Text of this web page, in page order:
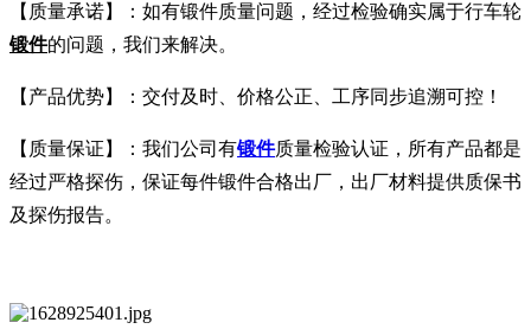
【质量承诺】：如有锻件质量问题，经过检验确实属于行车轮
锻件的问题，我们来解决。
【产品优势】：交付及时、价格公正、工序同步追溯可控！
【质量保证】：我们公司有锻件质量检验认证，所有产品都是
经过严格探伤，保证每件锻件合格出厂，出厂材料提供质保书
及探伤报告。